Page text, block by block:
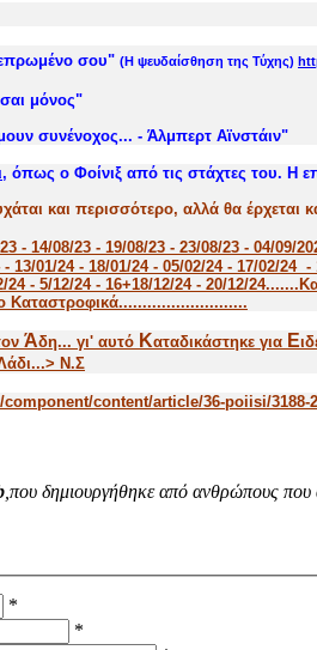
σου" (Η ψευδαίσθηση της Τύχης)
μόνος"
συνένοχος... - Άλμπερτ Αϊνστάιν"
, όπως ο Φοίνιξ από τις στάχτες του. Η
και περισσότερο, αλλά θα
- 14/08/23 - 19/08/23 - 23/08/23 - 04/09/
13/01/24 - 18/01/24 - 05/02/24 - 17/02/24
24 - 5/12/24 - 16+18/12/24 - 20/12/
Καταστροφικά...........................
Άδη... γι' αυτό Kαταδικάστηκε για E
Ν.Σ
content/article/36-poiisi/3188-
,που δημιουργήθηκε από ανθρώπους που
*
*